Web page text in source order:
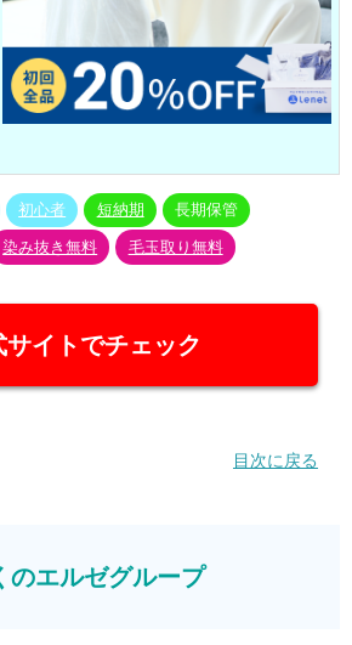
初心者 短納期 長期保管
染み抜き無料 毛玉取り無料
サイトでチェック
目次に戻る
のエルゼグループ